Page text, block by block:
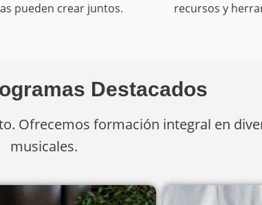
pueden crear juntos.
recursos y
Destacados
Ofrecemos formación integral en
musicales.